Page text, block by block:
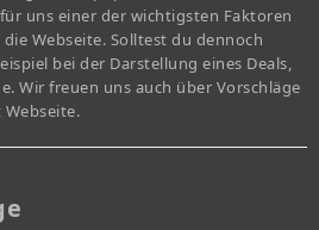
uns einer der wichtigsten Faktoren
Webseite. Solltest du dennoch
bei der Darstellung eines Deals,
Wir freuen uns auch über Vorschläge